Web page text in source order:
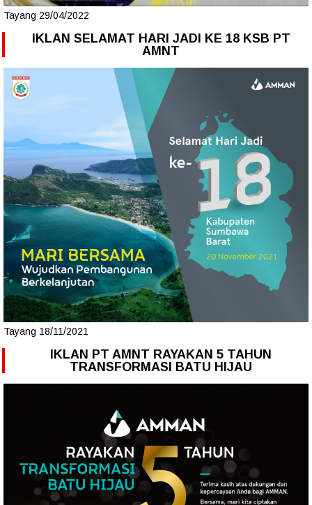
Tayang 29/04/2022
IKLAN SELAMAT HARI JADI KE 18 KSB PT
AMNT
Tayang 18/11/2021
IKLAN PT AMNT RAYAKAN 5 TAHUN
TRANSFORMASI BATU HIJAU